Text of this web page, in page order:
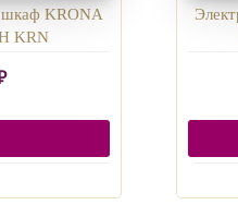
шкаф KRONA
KRN